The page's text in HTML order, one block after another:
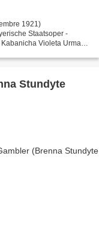
1921)
Staatsoper -
Violeta Urmana
Stundyte